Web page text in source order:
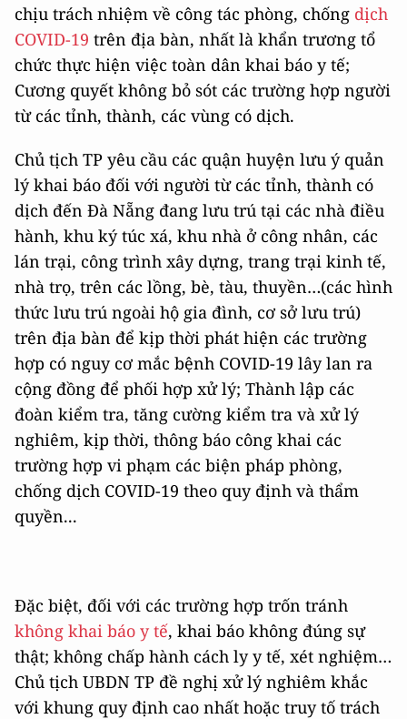
chịu trách nhiệm về công tác phòng, chống dịch
COVID-19 trên địa bàn, nhất là khẩn trương tổ
chức thực hiện việc toàn dân khai báo y tế;
Cương quyết không bỏ sót các trường hợp người
từ các tỉnh, thành, các vùng có dịch.
Chủ tịch TP yêu cầu các quận huyện lưu ý quản
lý khai báo đối với người từ các tỉnh, thành có
dịch đến Đà Nẵng đang lưu trú tại các nhà điều
hành, khu ký túc xá, khu nhà ở công nhân, các
lán trại, công trình xây dựng, trang trại kinh tế,
nhà trọ, trên các lồng, bè, tàu, thuyền…(các hình
thức lưu trú ngoài hộ gia đình, cơ sở lưu trú)
trên địa bàn để kịp thời phát hiện các trường
hợp có nguy cơ mắc bệnh COVID-19 lây lan ra
cộng đồng để phối hợp xử lý; Thành lập các
đoàn kiểm tra, tăng cường kiểm tra và xử lý
nghiêm, kịp thời, thông báo công khai các
trường hợp vi phạm các biện pháp phòng,
chống dịch COVID-19 theo quy định và thẩm
quyền...
Đặc biệt, đối với các trường hợp trốn tránh
không khai báo y tế, khai báo không đúng sự
thật; không chấp hành cách ly y tế, xét nghiệm…
Chủ tịch UBDN TP đề nghị xử lý nghiêm khắc
với khung quy định cao nhất hoặc truy tố trách